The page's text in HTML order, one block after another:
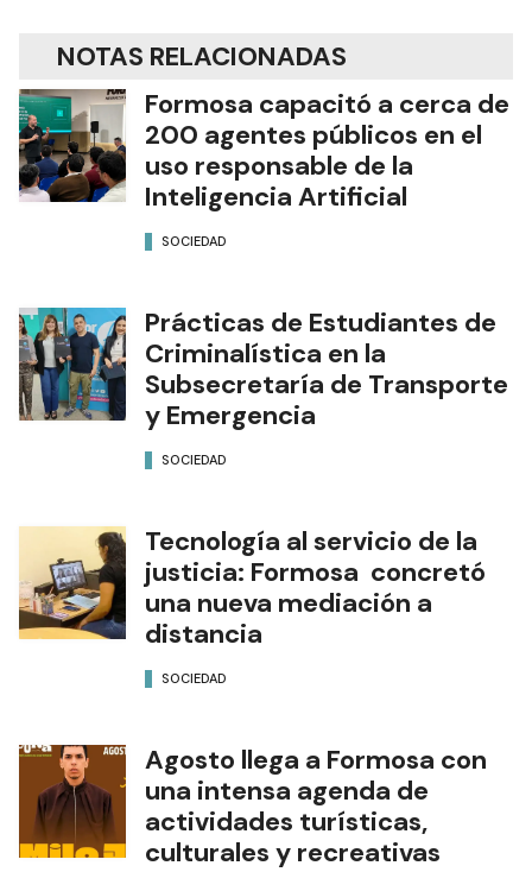
NOTAS RELACIONADAS
Formosa capacitó a cerca de
200 agentes públicos en el
uso responsable de la
Inteligencia Artificial
SOCIEDAD
Prácticas de Estudiantes de
Criminalística en la
Subsecretaría de Transporte
y Emergencia
SOCIEDAD
Tecnología al servicio de la
justicia: Formosa concretó
una nueva mediación a
distancia
SOCIEDAD
Agosto llega a Formosa con
una intensa agenda de
actividades turísticas,
culturales y recreativas